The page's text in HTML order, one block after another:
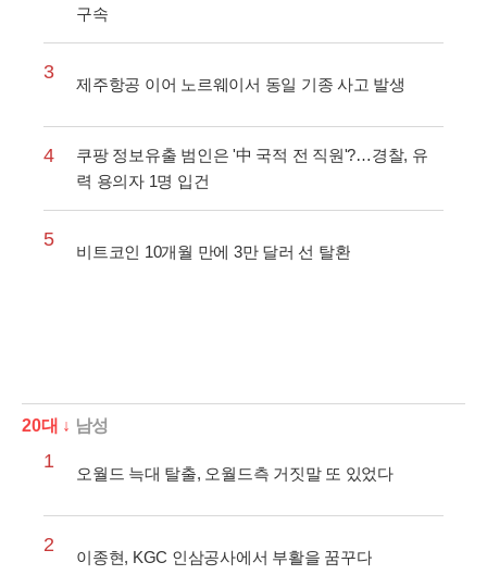
구속
3
제주항공 이어 노르웨이서 동일 기종 사고 발생
4
쿠팡 정보유출 범인은 '中 국적 전 직원'?…경찰, 유
력 용의자 1명 입건
5
비트코인 10개월 만에 3만 달러 선 탈환
20대 ↓ 남성
1
오월드 늑대 탈출, 오월드측 거짓말 또 있었다
2
이종현, KGC 인삼공사에서 부활을 꿈꾸다